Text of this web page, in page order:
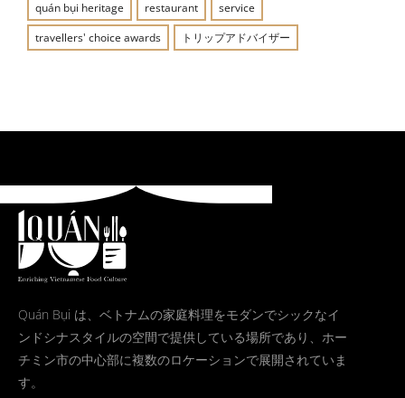
quán bụi heritage restaurant
service
travellers' choice awards
トリップアドバイザー
Quán Bụi は、ベトナムの家庭料理をモダンでシックなイ
ンドシナスタイルの空間で提供している場所であり、ホー
チミン市の中心部に複数のロケーションで展開されていま
す。